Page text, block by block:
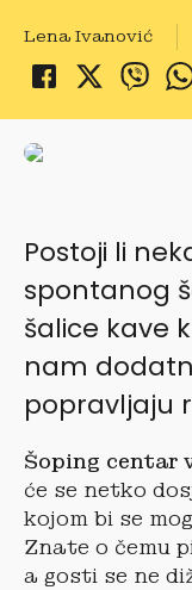
Lena Ivanović
Postoji li
spontanog
šalice kave
nam
popravljaju
Šoping centar
će se netko
kojom bi se
Znate o čemu
a gosti se ne